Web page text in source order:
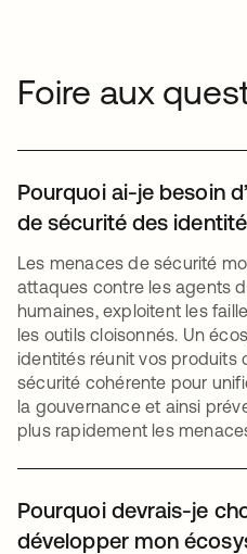
Foire aux
Pourquoi ai-je besoin
de sécurité des
Les menaces de sécurité
attaques contre les agents
humaines, exploitent les
les outils cloisonnés. Un
identités réunit vos produits
sécurité cohérente pour
la gouvernance et ainsi
plus rapidement les
Pourquoi devrais-je
développer mon